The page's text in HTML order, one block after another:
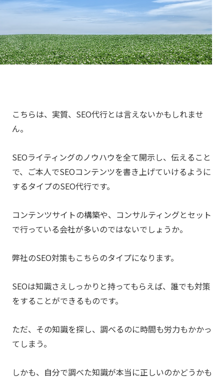
こちらは、実質、SEO代行とは言えないかもしれませ
ん。
SEOライティングのノウハウを全て開示し、伝えること
で、ご本人でSEOコンテンツを書き上げていけるように
するタイプのSEO代行です。
コンテンツサイトの構築や、コンサルティングとセット
で行っている会社が多いのではないでしょうか。
弊社のSEO対策もこちらのタイプになります。
SEOは知識さえしっかりと持ってもらえば、誰でも対策
をすることができるものです。
ただ、その知識を探し、調べるのに時間も労力もかかっ
てしまう。
しかも、自分で調べた知識が本当に正しいのかどうかも